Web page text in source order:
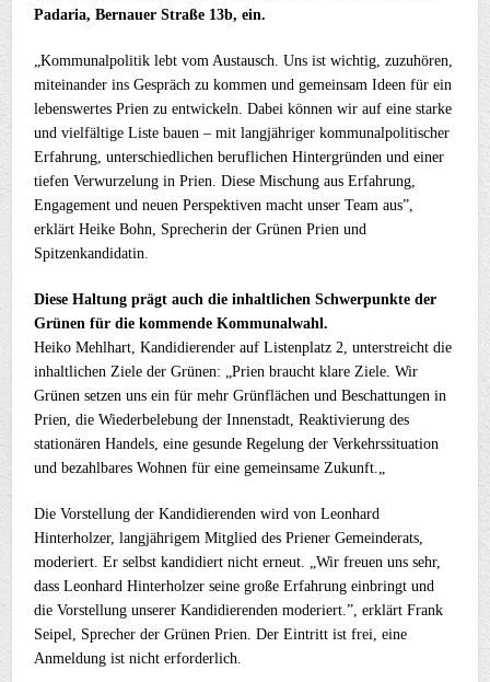
Padaria, Bernauer Straße 13b, ein.
„Kommunalpolitik lebt vom Austausch. Uns ist wichtig, zuzuhören,
miteinander ins Gespräch zu kommen und gemeinsam Ideen für ein
lebenswertes Prien zu entwickeln. Dabei können wir auf eine starke
und vielfältige Liste bauen – mit langjähriger kommunalpolitischer
Erfahrung, unterschiedlichen beruflichen Hintergründen und einer
tiefen Verwurzelung in Prien. Diese Mischung aus Erfahrung,
Engagement und neuen Perspektiven macht unser Team aus”,
erklärt Heike Bohn, Sprecherin der Grünen Prien und
Spitzenkandidatin.
Diese Haltung prägt auch die inhaltlichen Schwerpunkte der
Grünen für die kommende Kommunalwahl.
Heiko Mehlhart, Kandidierender auf Listenplatz 2, unterstreicht die
inhaltlichen Ziele der Grünen: „Prien braucht klare Ziele. Wir
Grünen setzen uns ein für mehr Grünflächen und Beschattungen in
Prien, die Wiederbelebung der Innenstadt, Reaktivierung des
stationären Handels, eine gesunde Regelung der Verkehrssituation
und bezahlbares Wohnen für eine gemeinsame Zukunft.„
Die Vorstellung der Kandidierenden wird von Leonhard
Hinterholzer, langjährigem Mitglied des Priener Gemeinderats,
moderiert. Er selbst kandidiert nicht erneut. „Wir freuen uns sehr,
dass Leonhard Hinterholzer seine große Erfahrung einbringt und
die Vorstellung unserer Kandidierenden moderiert.”, erklärt Frank
Seipel, Sprecher der Grünen Prien. Der Eintritt ist frei, eine
Anmeldung ist nicht erforderlich.